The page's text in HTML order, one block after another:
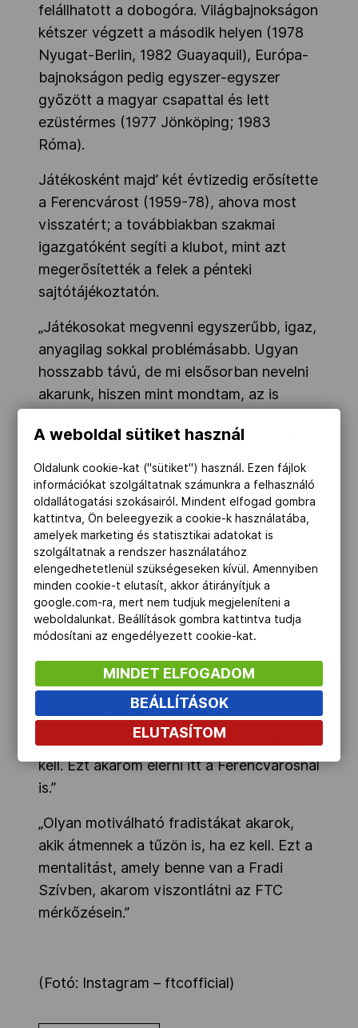
felállhatott a dobogóra. Világbajnokságon
kétszer végzett a második helyen (1978
Nyugat-Berlin, 1982 Guayaquil), Európa-
bajnokságon pedig egyszer-egyszer
győzött a magyar csapattal és lett
ezüstérmes (1977 Jönköping; 1983
Róma).
Játékosként majd’ két évtizedig erősítette
a Ferencvárost (1959-78), ahova most
visszatért; a továbbiakban szakmai
igazgatóként segíti a klubot, mint azt
megerősítették a felek a pénteki
sajtótájékoztatón.
„Játékosokat megvenni egyszerűbb, igaz,
anyagilag sokkal problémásabb. Ugyan
hosszabb távú, de mi elsősorban nevelni
akarunk, hiszen mint mondtam, az is
’műhelyt’ építsünk fel” – beszélt jövőbeni
terveiről Gerendás György a
sajtóeseményen.
„Amikor 1996-ban megnyertük az első
bajnoki aranyunkat a BVSC-vel, akkor a
Szeged ellen azért küzdöttünk, hogy
bejussunk a négy közé. Akkor Ambrus
Tamás volt a kapusom, Varga Zsolt pedig
a centerem. Négy perccel a vége előtt
sem volt. És akkor valahogy
rávicsorogtam a játékosokra, üvöltöttem,
hogy most csinálják meg, ők
visszavicsorogtak, és megtették, amit
kell. Ezt akarom elérni itt a Ferencvárosnál
is.”
„Olyan motiválható fradistákat akarok,
akik átmennek a tűzön is, ha ez kell. Ezt a
mentalitást, amely benne van a Fradi
Szívben, akarom viszontlátni az FTC
mérkőzésein.”
(Fotó: Instagram – ftcofficial)
A weboldal sütiket használ
Oldalunk cookie-kat ("sütiket") használ. Ezen fájlok
információkat szolgáltatnak számunkra a felhasználó
oldallátogatási szokásairól. Mindent elfogad gombra
kattintva, Ön beleegyezik a cookie-k használatába,
amelyek marketing és statisztikai adatokat is
szolgáltatnak a rendszer használatához
elengedhetetlenül szükségeseken kívül. Amennyiben
minden cookie-t elutasít, akkor átirányítjuk a
google.com-ra, mert nem tudjuk megjeleníteni a
weboldalunkat. Beállítások gombra kattintva tudja
módosítani az engedélyezett cookie-kat.
MINDET ELFOGADOM
BEÁLLÍTÁSOK
ELUTASÍTOM